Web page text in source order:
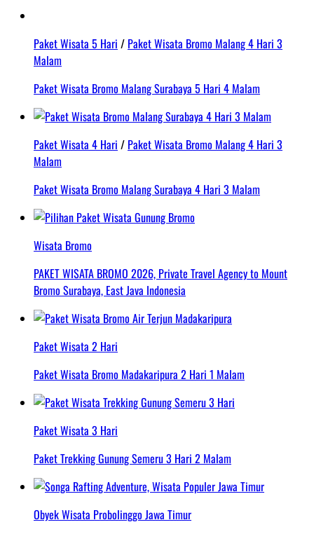
Paket Wisata 5 Hari / Paket Wisata Bromo Malang 4 Hari 3
Malam
Paket Wisata Bromo Malang Surabaya 5 Hari 4 Malam
Paket Wisata 4 Hari / Paket Wisata Bromo Malang 4 Hari 3
Malam
Paket Wisata Bromo Malang Surabaya 4 Hari 3 Malam
Wisata Bromo
PAKET WISATA BROMO 2026, Private Travel Agency to Mount
Bromo Surabaya, East Java Indonesia
Paket Wisata 2 Hari
Paket Wisata Bromo Madakaripura 2 Hari 1 Malam
Paket Wisata 3 Hari
Paket Trekking Gunung Semeru 3 Hari 2 Malam
Obyek Wisata Probolinggo Jawa Timur